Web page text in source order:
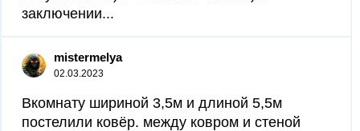
заключении...
mistermelya
02.03.2023
Вкомнату шириной 3,5м и длиной 5,5м
постелили ковёр. между ковром и стеной